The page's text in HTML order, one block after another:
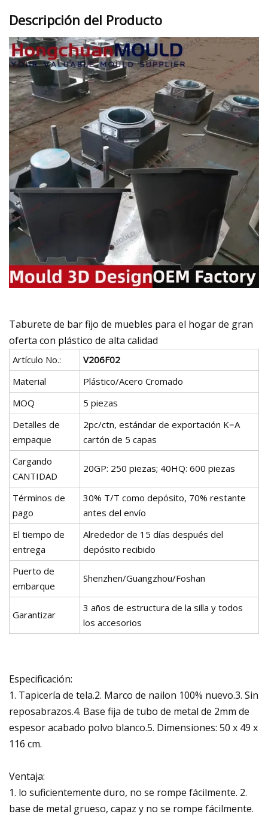
Descripción del Producto
Taburete de bar fijo de muebles para el hogar de gran
oferta con plástico de alta calidad
Artículo No.:
V206F02
Material
Plástico/Acero Cromado
MOQ
5 piezas
Detalles de
empaque
2pc/ctn, estándar de exportación K=A
cartón de 5 capas
Cargando
CANTIDAD
20GP: 250 piezas; 40HQ: 600 piezas
Términos de
pago
30% T/T como depósito, 70% restante
antes del envío
El tiempo de
entrega
Alrededor de 15 días después del
depósito recibido
Puerto de
embarque
Shenzhen/Guangzhou/Foshan
Garantizar
3 años de estructura de la silla y todos
los accesorios
Especificación:
1. Tapicería de tela.2. Marco de nailon 100% nuevo.3. Sin
reposabrazos.4. Base fija de tubo de metal de 2mm de
espesor acabado polvo blanco.5. Dimensiones: 50 x 49 x
116 cm.
Ventaja:
1. lo suficientemente duro, no se rompe fácilmente. 2.
base de metal grueso, capaz y no se rompe fácilmente.